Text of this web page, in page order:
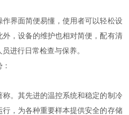
界面简便易懂，使用者可以轻松设
，设备的维护也相对简便，配有清
进行日常检查与保养。
。其先进的温控系统和稳定的制冷
，为各种重要样本提供安全的存储